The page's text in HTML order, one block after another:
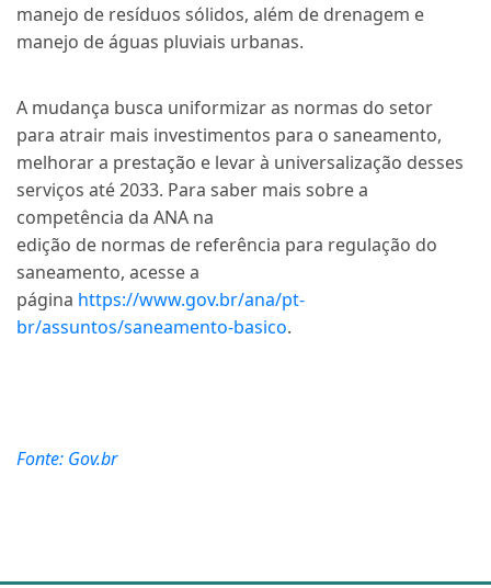
manejo de resíduos sólidos, além de drenagem e
manejo de águas pluviais urbanas.
A mudança busca uniformizar as normas do setor
para atrair mais investimentos para o saneamento,
melhorar a prestação e levar à universalização desses
serviços até 2033. Para saber mais sobre a
competência da ANA na
edição de normas de referência para regulação do
saneamento, acesse a
página https://www.gov.br/ana/pt-
br/assuntos/saneamento-basico.
Fonte: Gov.br